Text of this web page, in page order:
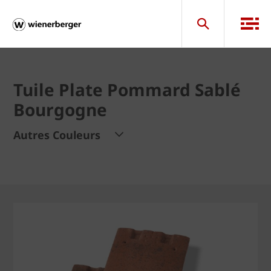
Tuile Plate Pommard Sablé
Bourgogne
Autres Couleurs